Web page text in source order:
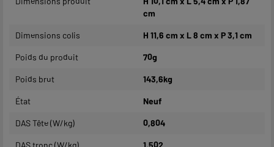
cm
Dimensions colis H 11,6 cm x L 8 cm x P 3,1 cm
Poids du produit 70g
Poids brut 143,6kg
État Neuf
DAS Tête (W/kg) 0,804
DAS tronc (W/kg) 1,502